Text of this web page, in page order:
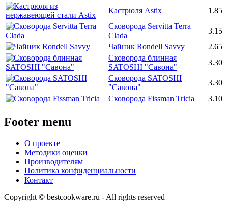
Кастрюля Astix
1.85
Сковорода Servitta Terra
Clada
3.15
Чайник Rondell Savvy
2.65
Сковорода блинная
SATOSHI "Савона"
3.30
Сковорода SATOSHI
"Савона"
3.30
Сковорода Fissman Tricia
3.10
Footer menu
О проекте
Методики оценки
Производителям
Политика конфиденциальности
Контакт
Copyright © bestcookware.ru - All rights reserved